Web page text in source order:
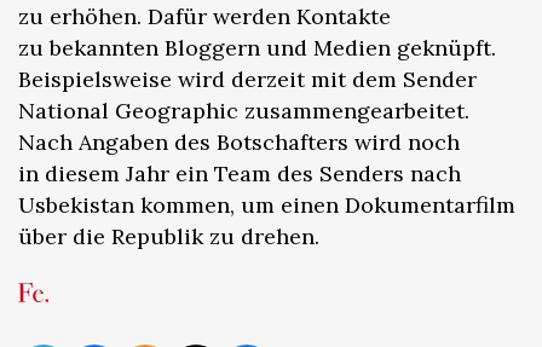
zu erhöhen. Dafür werden Kontakte
zu bekannten Bloggern und Medien geknüpft.
Beispielsweise wird derzeit mit dem Sender
National Geographic zusammengearbeitet.
Nach Angaben des Botschafters wird noch
in diesem Jahr ein Team des Senders nach
Usbekistan kommen, um einen Dokumentarfilm
über die Republik zu drehen.